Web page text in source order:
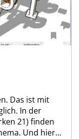
Das ist mit
In der
21) finden
Und hier...